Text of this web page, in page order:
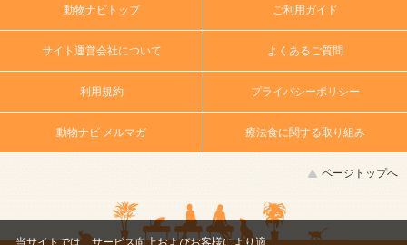
動物ナビトップ ご利用ガイド
サイト運営会社について よくあるご質問
利用規約 プライバシーポリシー
動物ナビ メルマガ 療法食に関する取り組み
ページトップへ